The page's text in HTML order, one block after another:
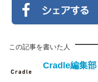
この記事を書いた人
Cradle編集部